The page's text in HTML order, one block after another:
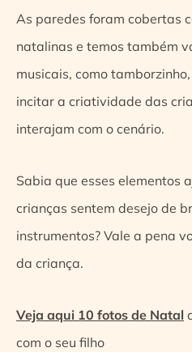
As paredes foram cobertas
natalinas e temos também
musicais, como
incitar a criatividade das
interajam com o cenário.
Sabia que esses elementos
crianças sentem desejo de
instrumentos? Vale a pena
da criança.
Veja aqui 10 fotos de Natal
com o seu filho